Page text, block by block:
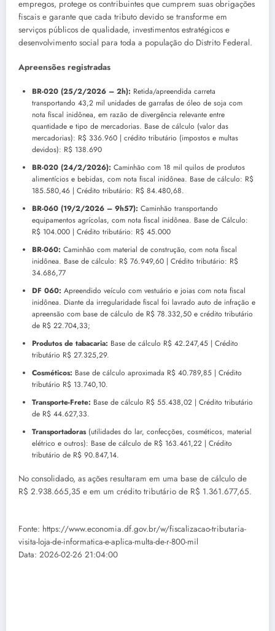
empregos, protege os contribuintes que cumprem suas obrigações
fiscais e garante que cada tributo devido se transforme em
serviços públicos de qualidade, investimentos estratégicos e
desenvolvimento social para toda a população do Distrito Federal.
Apreensões registradas
BR-020 (25/2/2026 – 2h): Retida/apreendida carreta
transportando 43,2 mil unidades de garrafas de óleo de soja com
nota fiscal inidônea, em razão de divergência relevante entre
quantidade e tipo de mercadorias. Base de cálculo (valor das
mercadorias): R$ 336.960 | crédito tributário (impostos e multas
devidos): R$ 138.690
BR-020 (24/2/2026): Caminhão com 18 mil quilos de produtos
alimentícios e bebidas, com nota fiscal inidônea. Base de cálculo: R$
185.580,46 | Crédito tributário: R$ 84.480,68.
BR-060 (19/2/2026 – 9h57): Caminhão transportando
equipamentos agrícolas, com nota fiscal inidônea. Base de Cálculo:
R$ 104.000 | Crédito tributário: R$ 45.000
BR-060: Caminhão com material de construção, com nota fiscal
inidônea. Base de cálculo: R$ 76.949,60 | Crédito tributário: R$
34.686,77
DF 060: Apreendido veículo com vestuário e joias com nota fiscal
inidônea. Diante da irregularidade fiscal foi lavrado auto de infração e
apreensão com base de cálculo de R$ 78.332,50 e crédito tributário
de R$ 22.704,33;
Produtos de tabacaria: Base de cálculo R$ 42.247,45 | Crédito
tributário R$ 27.325,29.
Cosméticos: Base de cálculo aproximada R$ 40.789,85 | Crédito
tributário R$ 13.740,10.
Transporte-Frete: Base de cálculo R$ 55.438,02 | Crédito tributário
de R$ 44.627,33.
Transportadoras(utilidades do lar, confecções, cosméticos, material
elétrico e outros): Base de cálculo de R$ 163.461,22 | Crédito
tributário de R$ 90.847,14.
No consolidado, as ações resultaram em uma base de cálculo de
R$ 2.938.665,35 e em um crédito tributário de R$ 1.361.677,65.
Fonte: https://www.economia.df.gov.br/w/fiscalizacao-tributaria-
visita-loja-de-informatica-e-aplica-multa-de-r-800-mil
Data: 2026-02-26 21:04:00